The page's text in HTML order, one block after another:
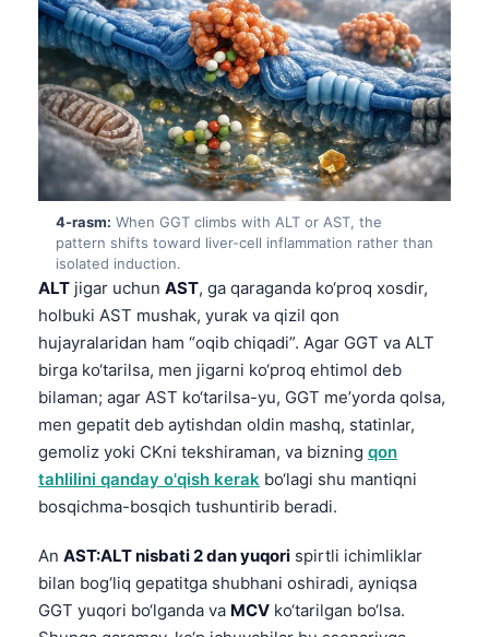
4-rasm: When GGT climbs with ALT or AST, the
pattern shifts toward liver-cell inflammation rather than
isolated induction.
ALT jigar uchun AST, ga qaraganda ko‘proq xosdir,
holbuki AST mushak, yurak va qizil qon
hujayralaridan ham “oqib chiqadi”. Agar GGT va ALT
birga ko‘tarilsa, men jigarni ko‘proq ehtimol deb
bilaman; agar AST ko‘tarilsa-yu, GGT me’yorda qolsa,
men gepatit deb aytishdan oldin mashq, statinlar,
gemoliz yoki CKni tekshiraman, va bizning qon
tahlilini qanday o'qish kerak bo‘lagi shu mantiqni
bosqichma-bosqich tushuntirib beradi.
An AST:ALT nisbati 2 dan yuqori spirtli ichimliklar
bilan bog‘liq gepatitga shubhani oshiradi, ayniqsa
GGT yuqori bo‘lganda va MCV ko‘tarilgan bo‘lsa.